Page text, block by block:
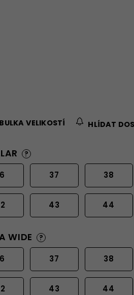
VELIKOSTÍ HLÍDAT
?
37 38
43 44
WIDE ?
37 38
43 44